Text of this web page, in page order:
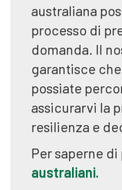
australiana
processo di
domanda. Il
garantisce
possiate
assicurarvi la
resilienza e
Per saperne di
australiani.